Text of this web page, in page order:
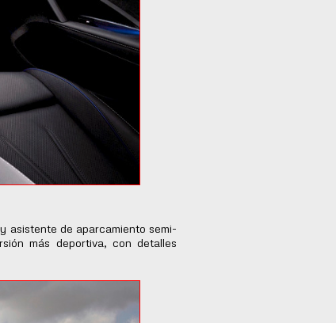
asistente de aparcamiento semi-
más deportiva, con detalles